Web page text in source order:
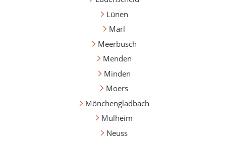
Lünen
Marl
Meerbusch
Menden
Minden
Moers
Mönchengladbach
Mülheim
Neuss